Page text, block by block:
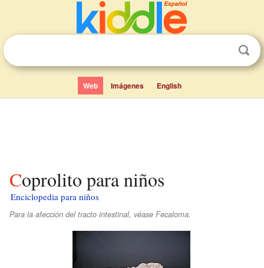
Web Imágenes English
Coprolito para niños
Enciclopedia para niños
Para la afección del tracto intestinal, véase Fecaloma.